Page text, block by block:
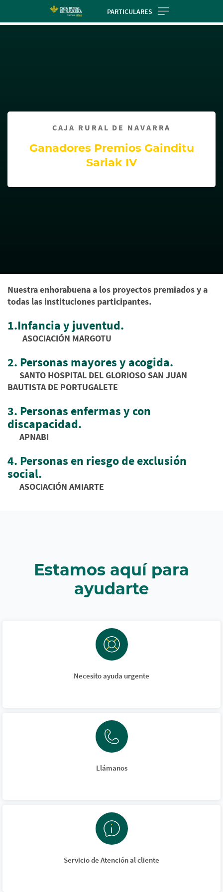
PARTICULARES
CAJA RURAL DE NAVARRA
Ganadores Premios Gainditu
Sariak IV
Nuestra enhorabuena a los proyectos premiados y a
todas las instituciones participantes.
1.Infancia y juventud.
ASOCIACIÓN MARGOTU
2. Personas mayores y acogida.
SANTO HOSPITAL DEL GLORIOSO SAN JUAN
BAUTISTA DE PORTUGALETE
3. Personas enfermas y con
discapacidad.
APNABI
4. Personas en riesgo de exclusión
social.
ASOCIACIÓN AMIARTE
Estamos aquí para
ayudarte
Necesito ayuda urgente
Llámanos
Servicio de Atención al cliente